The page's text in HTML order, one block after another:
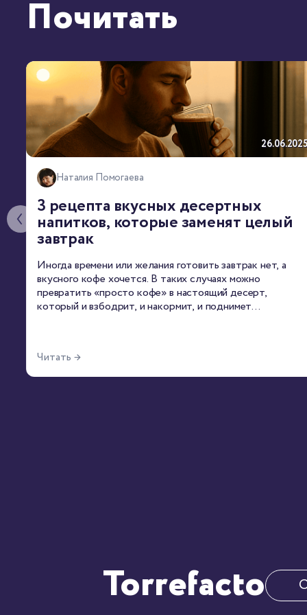
Почитать
Наталия Помогаева
3 рецепта вкусных десертных
напитков, которые заменят целый
завтрак
Иногда времени или желания готовить завтрак нет, а
вкусного кофе хочется. В таких случаях можно
превратить «просто кофе» в настоящий десерт,
который и взбодрит, и накормит, и поднимет
Читать →
Torrefacto